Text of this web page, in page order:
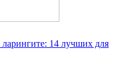
14 лучших для